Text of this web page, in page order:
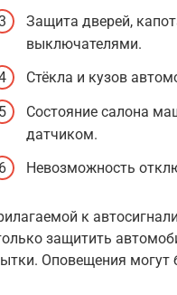
Защита дверей,
выключателями.
Стёкла и кузов
Состояние салона
датчиком.
Невозможность
к
защитить
Оповещения